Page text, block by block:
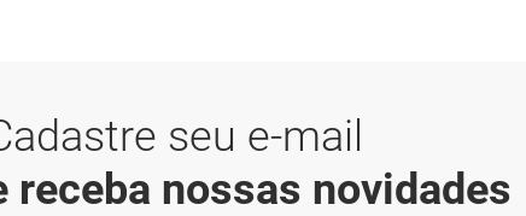
seu e-mail
receba nossas novidades